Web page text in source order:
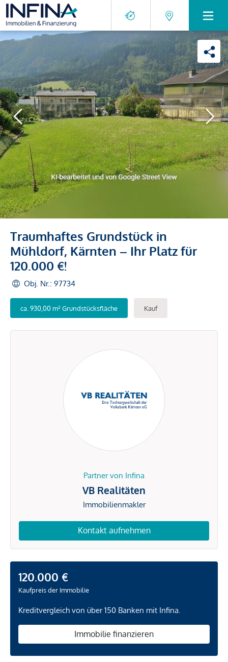
Traumhaftes Grundstück in
Mühldorf, Kärnten – Ihr Platz für
120.000 €!
Obj. Nr.: 97734
ca. 930,00 m² Grundstücksfläche Kauf
Partner von Infina
VB Realitäten
Immobilienmakler
Kontakt aufnehmen
120.000 €
Kaufpreis der Immobilie
Kreditvergleich von über 150 Banken mit Infina.
Immobilie finanzieren